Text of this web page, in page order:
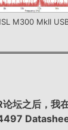
M300 MkII
坛之后，我